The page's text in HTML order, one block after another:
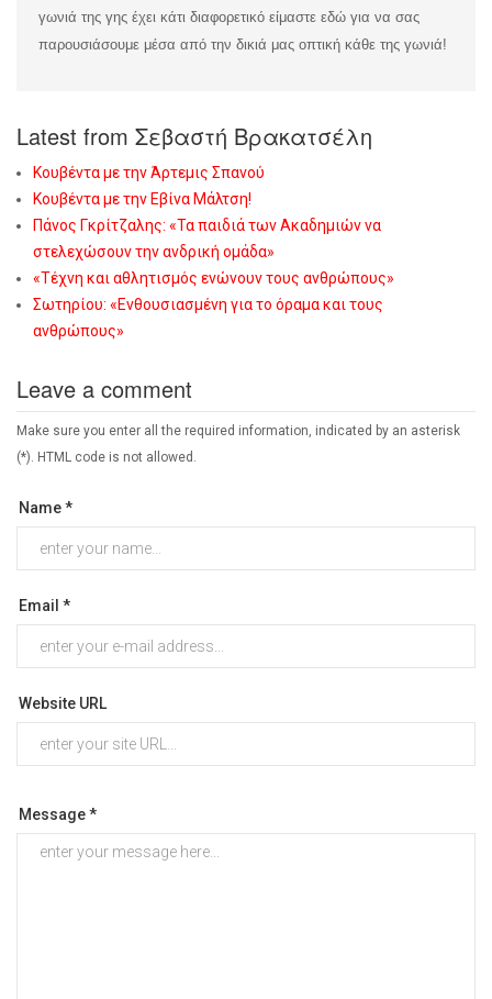
γωνιά της γης έχει κάτι διαφορετικό είμαστε εδώ για να σας
παρουσιάσουμε μέσα από την δικιά μας οπτική κάθε της γωνιά!
Latest from Σεβαστή Βρακατσέλη
Κουβέντα με την Άρτεμις Σπανού
Κουβέντα με την Εβίνα Μάλτση!
Πάνος Γκρίτζαλης: «Τα παιδιά των Ακαδημιών να
στελεχώσουν την ανδρική ομάδα»
«Τέχνη και αθλητισμός ενώνουν τους ανθρώπους»
Σωτηρίου: «Eνθουσιασμένη για το όραμα και τους
ανθρώπους»
Leave a comment
Make sure you enter all the required information, indicated by an asterisk
(*). HTML code is not allowed.
Name *
Email *
Website URL
Message *